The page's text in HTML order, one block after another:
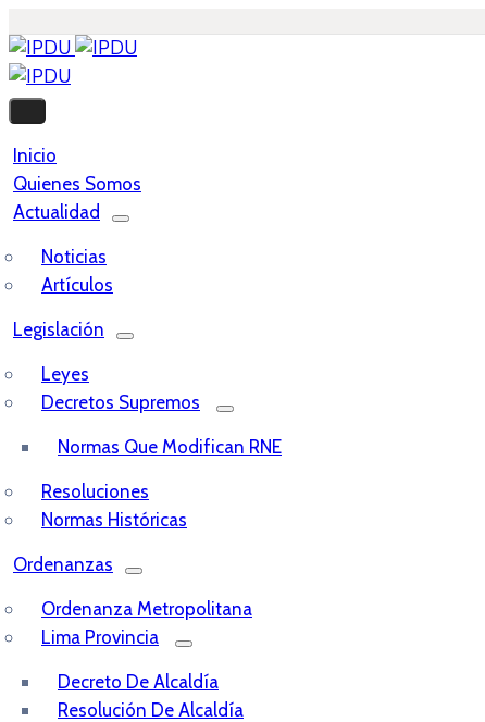
Inicio
Quienes Somos
Actualidad
Noticias
Artículos
Legislación
Leyes
Decretos Supremos
Normas Que Modifican RNE
Resoluciones
Normas Históricas
Ordenanzas
Ordenanza Metropolitana
Lima Provincia
Decreto De Alcaldía
Resolución De Alcaldía